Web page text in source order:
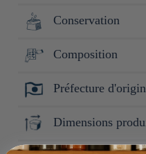
Fondée en 1899, Suntory est
fabrication et de distribution
commercialisant du non-
Conservation
Conserver à l'abri de la
Composition
Rice spiritPréfecture
Tokyo
Dimensions
30cm x 8cm x 8cm